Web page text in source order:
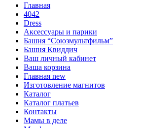
Главная
4042
Dress
Аксессуары и парики
Башня “Союзмультфильм”
Башня Квиддич
Ваш личный кабинет
Ваша корзина
Главная new
Изготовление магнитов
Каталог
Каталог платьев
Контакты
Мамы в деле